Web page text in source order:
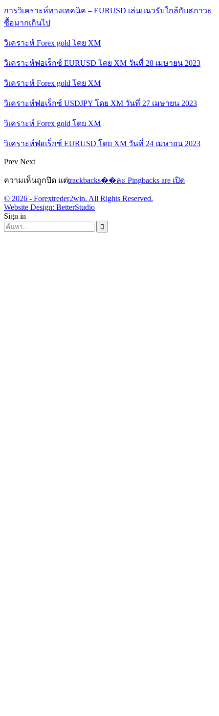
การวิเคราะห์ทางเทคนิค – EURUSD เล่นแนวรับใกล้กับสภาวะ
ซื้อมากเกินไป
วิเคราะห์ Forex gold โดย XM
วิเคราะห์ฟอเร็กซ์ EURUSD โดย XM วันที่ 28 เมษายน 2023
วิเคราะห์ Forex gold โดย XM
วิเคราะห์ฟอเร็กซ์ USDJPY โดย XM วันที่ 27 เมษายน 2023
วิเคราะห์ Forex gold โดย XM
วิเคราะห์ฟอเร็กซ์ EURUSD โดย XM วันที่ 24 เมษายน 2023
Prev Next
ความเห็นถูกปิด แต่trackbacks��ละ Pingbacks are เปิด
© 2026 - Forextreder2win. All Rights Reserved.
Website Design: BetterStudio
Sign in